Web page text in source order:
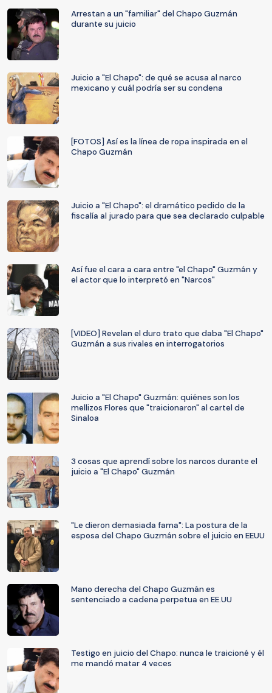
Arrestan a un "familiar" del Chapo Guzmán
durante su juicio
Juicio a "El Chapo": de qué se acusa al narco
mexicano y cuál podría ser su condena
[FOTOS] Así es la línea de ropa inspirada en el
Chapo Guzmán
Juicio a "El Chapo": el dramático pedido de la
fiscalía al jurado para que sea declarado culpable
Así fue el cara a cara entre "el Chapo" Guzmán y
el actor que lo interpretó en "Narcos"
[VIDEO] Revelan el duro trato que daba "El Chapo"
Guzmán a sus rivales en interrogatorios
Juicio a "El Chapo" Guzmán: quiénes son los
mellizos Flores que "traicionaron" al cartel de
Sinaloa
3 cosas que aprendí sobre los narcos durante el
juicio a "El Chapo" Guzmán
"Le dieron demasiada fama": La postura de la
esposa del Chapo Guzmán sobre el juicio en EEUU
Mano derecha del Chapo Guzmán es
sentenciado a cadena perpetua en EE.UU
Testigo en juicio del Chapo: nunca le traicioné y él
me mandó matar 4 veces